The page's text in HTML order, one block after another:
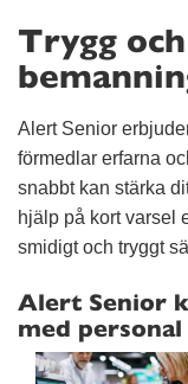
Trygg
Alert Senior
förmedlar erfarna
snabbt kan stärka
hjälp på kort varsel
smidigt och tryggt
Alert Senior
med